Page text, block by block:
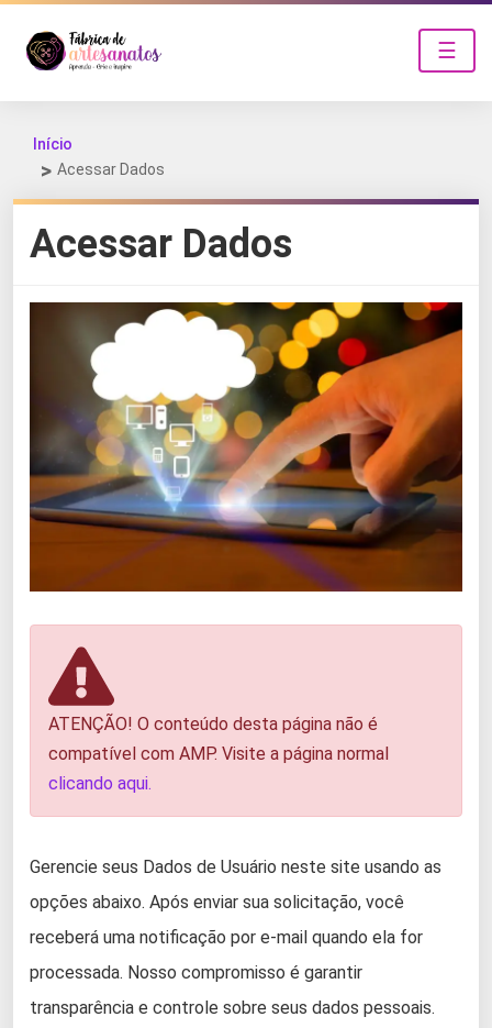
☰
Início
Acessar Dados
Acessar Dados
ATENÇÃO! O conteúdo desta página não é
compatível com AMP. Visite a página normal
clicando aqui.
Gerencie seus Dados de Usuário neste site usando as
opções abaixo. Após enviar sua solicitação, você
receberá uma notificação por e-mail quando ela for
processada. Nosso compromisso é garantir
transparência e controle sobre seus dados pessoais.